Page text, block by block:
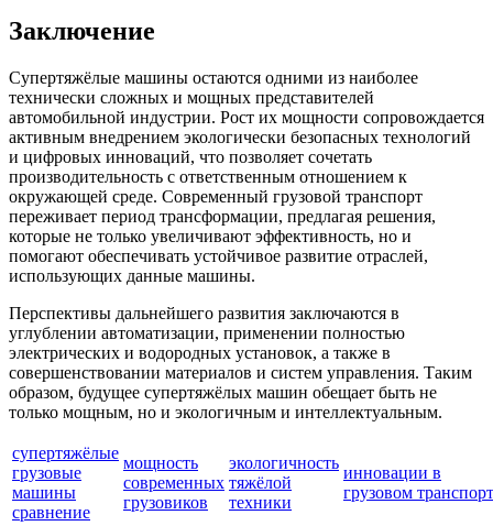
Заключение
Супертяжёлые машины остаются одними из наиболее
технически сложных и мощных представителей
автомобильной индустрии. Рост их мощности сопровождается
активным внедрением экологически безопасных технологий
и цифровых инноваций, что позволяет сочетать
производительность с ответственным отношением к
окружающей среде. Современный грузовой транспорт
переживает период трансформации, предлагая решения,
которые не только увеличивают эффективность, но и
помогают обеспечивать устойчивое развитие отраслей,
использующих данные машины.
Перспективы дальнейшего развития заключаются в
углублении автоматизации, применении полностью
электрических и водородных установок, а также в
совершенствовании материалов и систем управления. Таким
образом, будущее супертяжёлых машин обещает быть не
только мощным, но и экологичным и интеллектуальным.
супертяжёлые
грузовые
машины
сравнение
мощность
современных
грузовиков
экологичность
тяжёлой
техники
инновации в
грузовом